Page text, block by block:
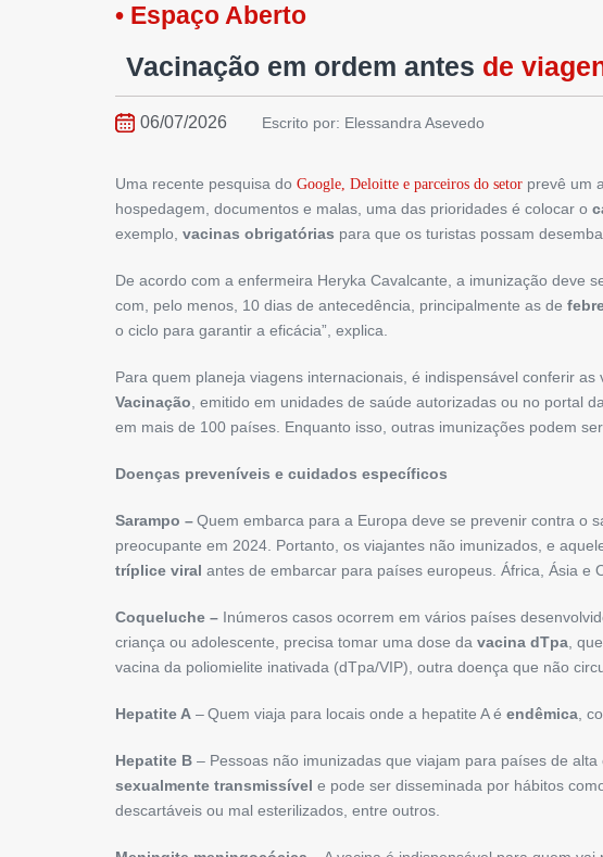
• Espaço Aberto
Vacinação em ordem antes de
06/07/2026 Escrito por: Elessandra Asevedo
Uma recente pesquisa do Google, Deloitte e parceiros do setorprevê um
hospedagem, documentos e malas, uma das prioridades é colocar o
exemplo, vacinas obrigatórias para que os turistas possam
De acordo com a enfermeira Heryka Cavalcante, a imunização deve
com, pelo menos, 10 dias de antecedência, principalmente as de
o ciclo para garantir a eficácia”, explica.
Para quem planeja viagens internacionais, é indispensável conferir
Vacinação, emitido em unidades de saúde autorizadas ou no portal
em mais de 100 países. Enquanto isso, outras imunizações podem
Doenças preveníveis e cuidados específicos
Sarampo –Quem embarca para a Europa deve se prevenir contra o
preocupante em 2024. Portanto, os viajantes não imunizados, e
tríplice viral antes de embarcar para países europeus. África, Ásia e
Coqueluche – Inúmeros casos ocorrem em vários países
criança ou adolescente, precisa tomar uma dose da vacina dTpa,
vacina da poliomielite inativada (dTpa/VIP), outra doença que não
Hepatite A– Quem viaja para locais onde a hepatite A é endêmica,
Hepatite B– Pessoas não imunizadas que viajam para países de
sexualmente transmissível e pode ser disseminada por hábitos
descartáveis ou mal esterilizados, entre outros.